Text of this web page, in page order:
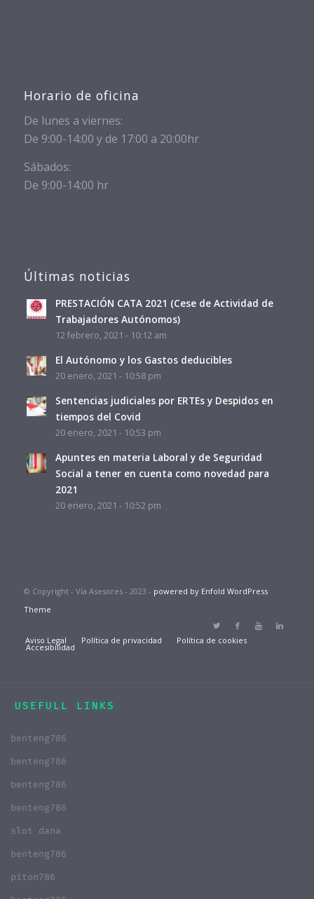
Horario de oficina
De lunes a viernes:
De 9:00-14:00 y de 17:00 a 20:00hr
Sábados:
De 9:00-14:00 hr
Últimas noticias
PRESTACIÓN CATA 2021 (Cese de Actividad de
Trabajadores Autónomos)
12 febrero, 2021 - 10:12 am
El Autónomo y los Gastos deducibles
20 enero, 2021 - 10:58 pm
Sentencias judiciales por ERTEs y Despidos en
tiempos del Covid
20 enero, 2021 - 10:53 pm
Apuntes en materia Laboral y de Seguridad
Social a tener en cuenta como novedad para
2021
20 enero, 2021 - 10:52 pm
© Copyright - Via Asesores - 2023 - powered by Enfold WordPress
Theme
Aviso Legal Política de privacidad Política de cookies
Accesibilidad
USEFULL LINKS
benteng786
benteng786
benteng786
benteng786
slot dana
benteng786
piton786